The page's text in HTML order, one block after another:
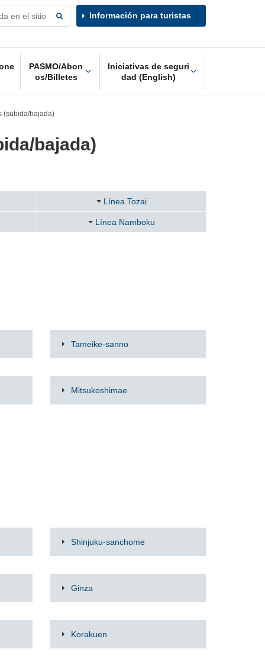
PASMO/Abon
os/Billetes
Iniciativas de seguri
dad (English)
Información para turistas
(subida/bajada)
bajada)
Línea Tozai
Línea Namboku
Tameike-sanno
Mitsukoshimae
Shinjuku-sanchome
Ginza
Korakuen